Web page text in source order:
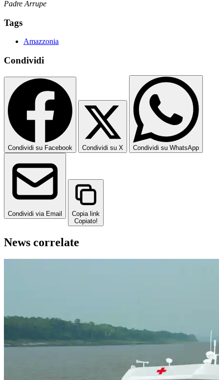
Padre Arrupe
Tags
Amazzonia
Condividi
Condividi su Facebook Condividi su X Condividi su WhatsApp
Condividi via Email
Copia link
Copiato!
News correlate